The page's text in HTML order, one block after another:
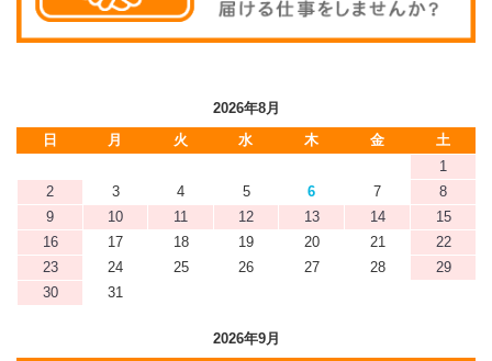
2026年8月
日
月 火 水 木 金
土
1
2
3 4 5 6 7
8
9
10 11 12 13 14
15
16
17 18 19 20 21
22
23
24 25 26 27 28
29
30
31
2026年9月